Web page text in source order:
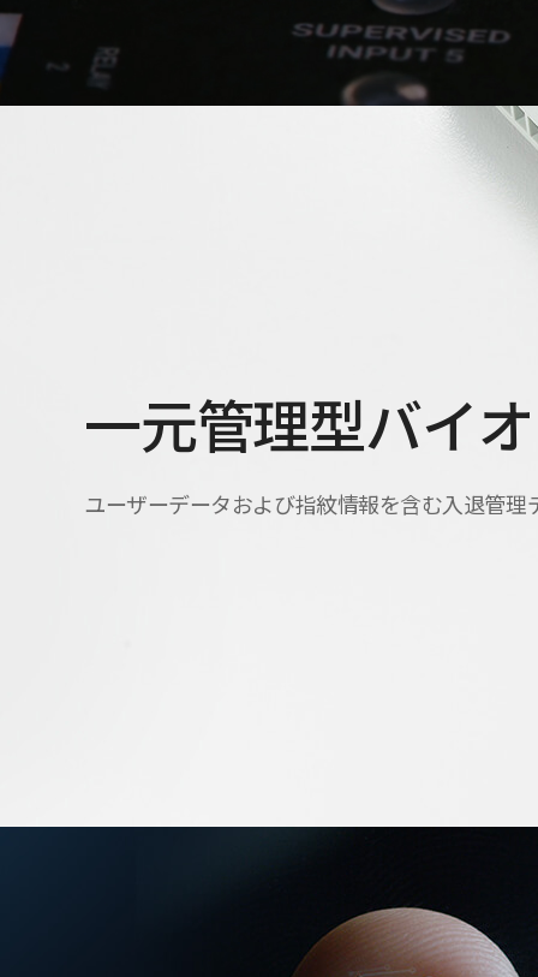
一元管理型バイ
ユーザーデータおよび指紋情報を含む入退管理